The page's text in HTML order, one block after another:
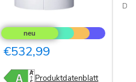
Eltron
Warmwasserspeicher
SHU
5
SL
€532,99
Produktdatenblatt